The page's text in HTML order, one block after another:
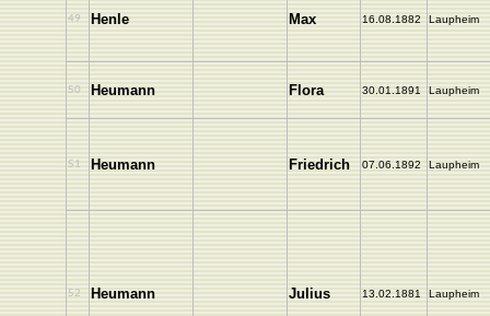
49 Henle Max 16.08.1882 Laupheim
50 Heumann Flora 30.01.1891 Laupheim
51 Heumann Friedrich 07.06.1892 Laupheim
52 Heumann Julius 13.02.1881 Laupheim